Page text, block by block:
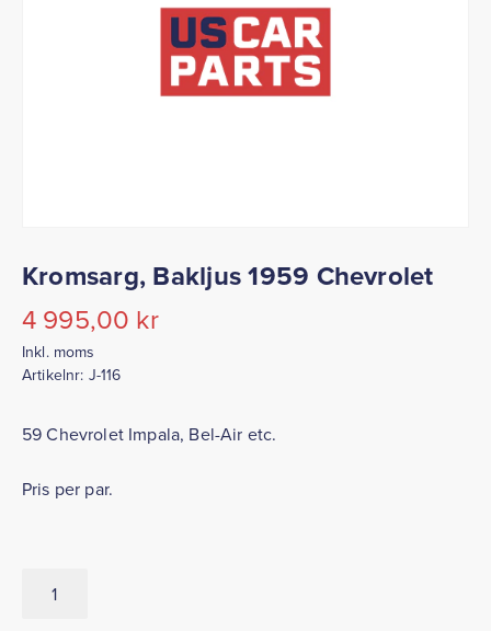
Kromsarg, Bakljus 1959 Chevrolet
4 995,00 kr
Inkl. moms
Artikelnr: J-116
59 Chevrolet Impala, Bel-Air etc.
Pris per par.
Bakljus